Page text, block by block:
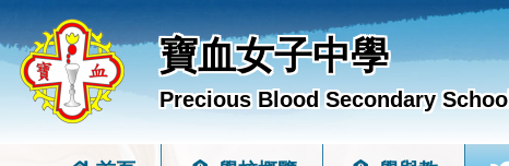
寶血女子中學
Precious Blood Secondary School